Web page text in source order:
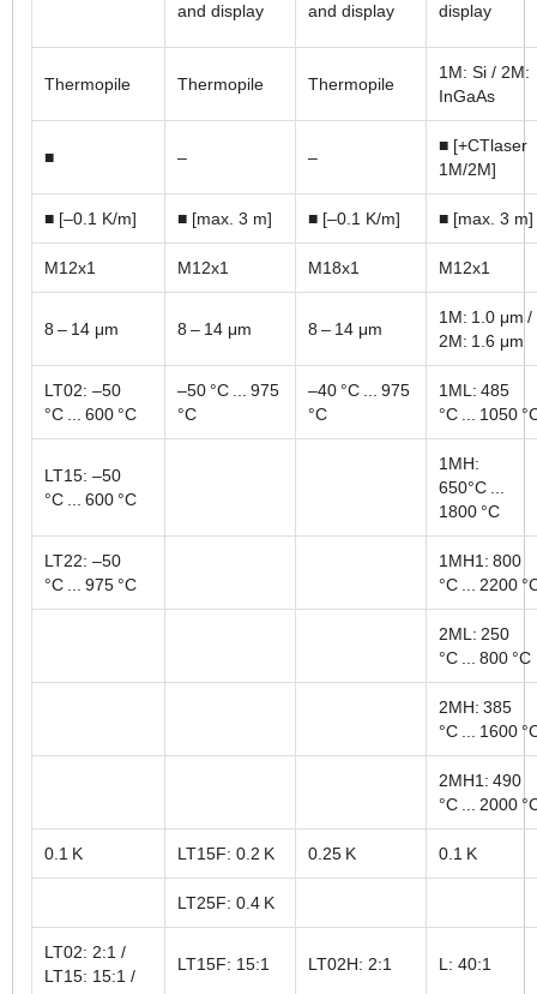
and display and display display
Thermopile Thermopile Thermopile
1M: Si / 2M:
InGaAs
■ – –
■ [+CTlaser
1M/2M]
■ [–0.1 K/m] ■ [max. 3 m] ■ [–0.1 K/m] ■ [max. 3 m]
M12x1 M12x1 M18x1 M12x1
8 – 14 μm 8 – 14 μm 8 – 14 μm
1M: 1.0 μm /
2M: 1.6 μm
LT02: –50
°C ... 600 °C
–50 °C ... 975
°C
–40 °C ... 975
°C
1ML: 485
°C ... 1050
LT15: –50
°C ... 600 °C
1MH:
650°C ...
1800 °C
LT22: –50
°C ... 975 °C
1MH1: 800
°C ... 2200
2ML: 250
°C ... 800 °C
2MH: 385
°C ... 1600
2MH1: 490
°C ... 2000
0.1 K LT15F: 0.2 K 0.25 K 0.1 K
LT25F: 0.4 K
LT02: 2:1 /
LT15: 15:1 /
LT15F: 15:1 LT02H: 2:1 L: 40:1